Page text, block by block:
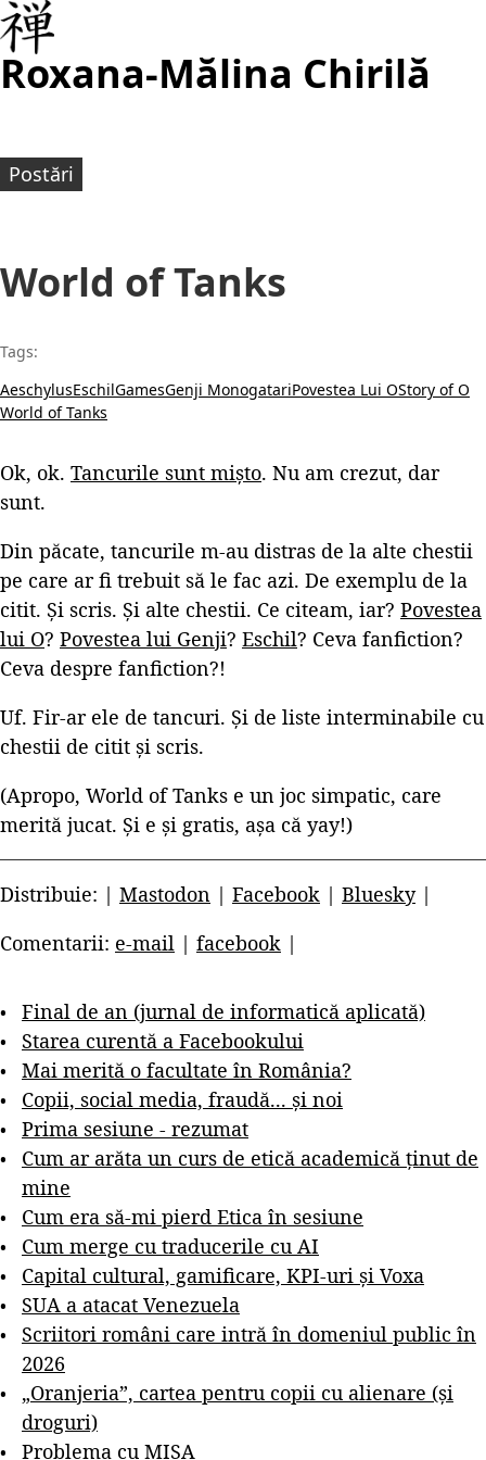
Roxana-Mălina Chirilă
Postări
World of Tanks
Tags:
AeschylusEschilGamesGenji MonogatariPovestea Lui OStory of O
World of Tanks
Ok, ok. Tancurile sunt mișto. Nu am crezut, dar
sunt.
Din păcate, tancurile m-au distras de la alte chestii
pe care ar fi trebuit să le fac azi. De exemplu de la
citit. Și scris. Și alte chestii. Ce citeam, iar? Povestea
lui O? Povestea lui Genji? Eschil? Ceva fanfiction?
Ceva despre fanfiction?!
Uf. Fir-ar ele de tancuri. Și de liste interminabile cu
chestii de citit și scris.
(Apropo, World of Tanks e un joc simpatic, care
merită jucat. Și e și gratis, așa că yay!)
Distribuie: | Mastodon | Facebook | Bluesky|
Comentarii: e-mail | facebook |
Final de an (jurnal de informatică aplicată)
Starea curentă a Facebookului
Mai merită o facultate în România?
Copii, social media, fraudă... și noi
Prima sesiune - rezumat
Cum ar arăta un curs de etică academică ținut de
mine
Cum era să-mi pierd Etica în sesiune
Cum merge cu traducerile cu AI
Capital cultural, gamificare, KPI-uri și Voxa
SUA a atacat Venezuela
Scriitori români care intră în domeniul public în
2026
„Oranjeria”, cartea pentru copii cu alienare (și
droguri)
Problema cu MISA